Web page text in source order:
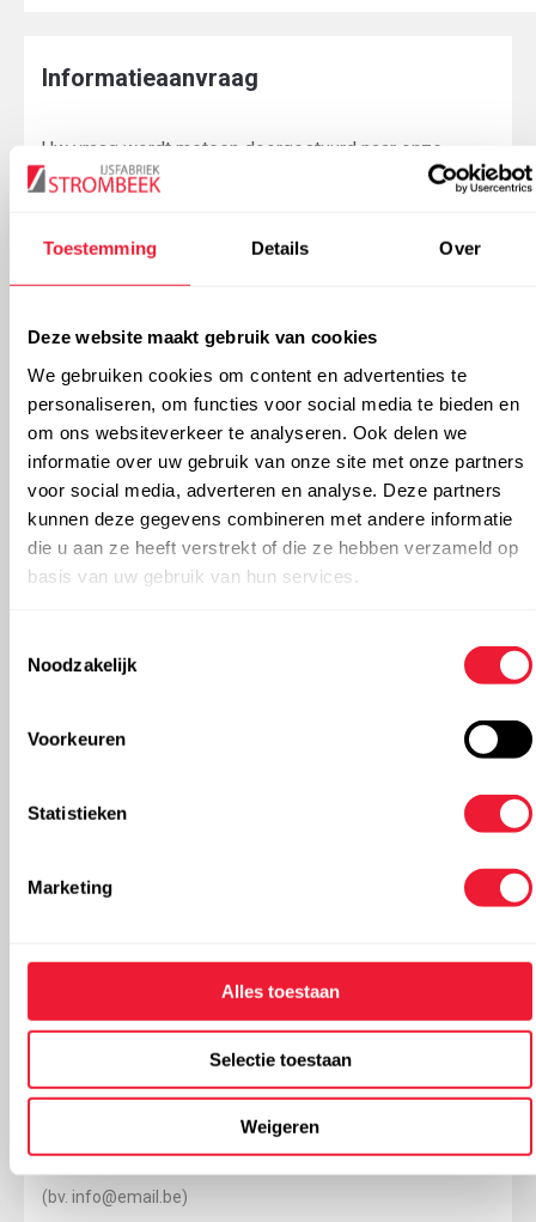
Toestemming Details Over
Deze website maakt gebruik van cookies
We gebruiken cookies om content en advertenties te
personaliseren, om functies voor social media te bieden en
om ons websiteverkeer te analyseren. Ook delen we
informatie over uw gebruik van onze site met onze partners
voor social media, adverteren en analyse. Deze partners
kunnen deze gegevens combineren met andere informatie
die u aan ze heeft verstrekt of die ze hebben verzameld op
basis van uw gebruik van hun services.
Noodzakelijk
Voorkeuren
Statistieken
Marketing
Alles toestaan
Selectie toestaan
Weigeren
Informatieaanvraag
Uw vraag wordt meteen doorgestuurd naar onze
servicedesk!
Uw voornaam:
Uw naam:
Bedrijf:(optioneel)
Postcode:
(bv. info@email.be)